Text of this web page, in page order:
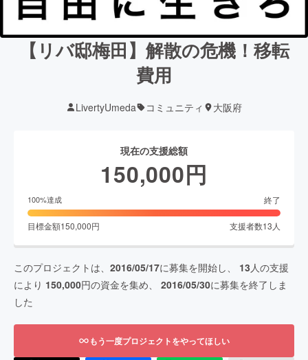
【リバ邸梅田】解散の危機！移転
費用
LivertyUmeda コミュニティ 大阪府
現在の支援総額
150,000円
100%達成 終了
目標金額150,000円 支援者数13 人
このプロジェクトは、 2016/05/17に募集を開始し、 13 人の支援
により 150,000円の資金を集め、 2016/05/30に募集を終了しま
した
もう一度プロジェクトをやってほしい